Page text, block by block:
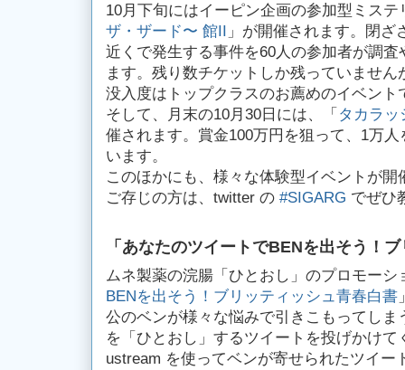
10月下旬にはイーピン企画の参加型ミステ
ザ・ザード〜 館II 」が開催されます。閉
近くで発生する事件を60人の参加者が調
ます。残り数チケットしか残っていませ
没入度はトップクラスのお薦めのイベント
そして、月末の10月30日には、「 タカラッ
催されます。賞金100万円を狙って、1万
います。
このほかにも、様々な体験型イベントが
ご存じの方は、twitter の #SIGARG でぜひ
「あなたのツイートでBENを出そう！
ムネ製薬の浣腸「ひとおし」のプロモーシ
BENを出そう！ブリッティッシュ青春白書
公のベンが様々な悩みで引きこもってしま
を「ひとおし」するツイートを投げかけ
ustream を使ってベンが寄せられたツイー